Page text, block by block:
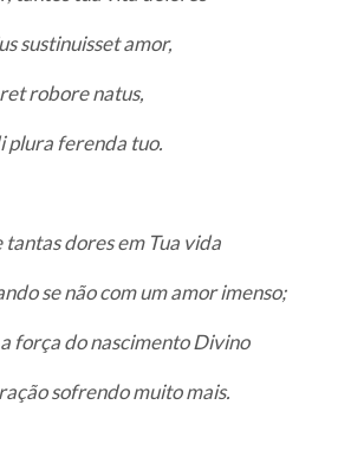
sustinuisset amor,
robore natus,
plura ferenda tuo.
dores em Tua vida
se não com um amor imenso;
força do nascimento Divino
sofrendo muito mais.